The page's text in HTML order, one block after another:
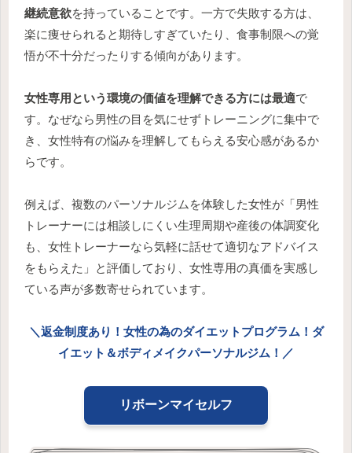
継続意欲を持っていることです。一方で失敗する方は、
楽に痩せられると期待しすぎていたり、食事制限への覚
悟が不十分だったりする傾向があります。
女性専用という環境の価値を理解できる方には最適で
す。なぜなら男性の目を気にせずトレーニングに集中で
き、女性特有の悩みを理解してもらえる安心感があるか
らです。
例えば、複数のパーソナルジムを体験した女性が「男性
トレーナーには相談しにくい生理周期や産後の体調変化
も、女性トレーナーなら気軽に話せて適切なアドバイス
をもらえた」と評価しており、女性専用の真価を実感し
ている声が多数寄せられています。
＼返金制度あり！女性の為のダイエットプログラム！ダ
イエット＆ボディメイクパーソナルジム！／
リボーンマイセルフ